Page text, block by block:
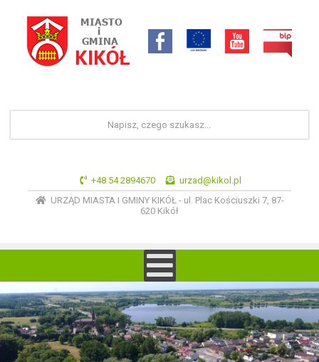
+48 54 2894670
urzad@kikol.pl
URZĄD MIASTA I GMINY KIKÓŁ - ul. Plac Kościuszki 7, 87-
620 Kikół